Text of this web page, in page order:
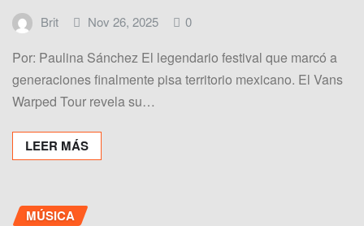
Brit Nov 26, 2025 0
Por: Paulina Sánchez El legendario festival que marcó a
generaciones finalmente pisa territorio mexicano. El Vans
Warped Tour revela su…
LEER MÁS
MÚSICA